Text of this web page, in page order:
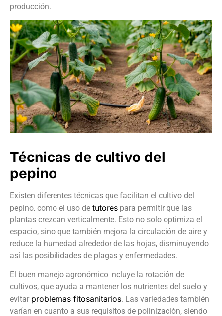
producción.
Técnicas de cultivo del
pepino
Existen diferentes técnicas que facilitan el cultivo del
pepino, como el uso de tutores para permitir que las
plantas crezcan verticalmente. Esto no solo optimiza el
espacio, sino que también mejora la circulación de aire y
reduce la humedad alrededor de las hojas, disminuyendo
así las posibilidades de plagas y enfermedades.
El buen manejo agronómico incluye la rotación de
cultivos, que ayuda a mantener los nutrientes del suelo y
evitar problemas fitosanitarios. Las variedades también
varían en cuanto a sus requisitos de polinización, siendo